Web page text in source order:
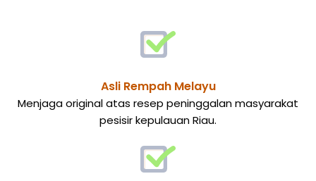
Asli Rempah Melayu
Menjaga original atas resep peninggalan masyarakat
pesisir kepulauan Riau.